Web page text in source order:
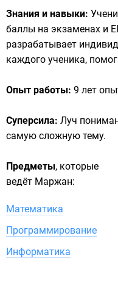
Знания и навыки:
баллы на экзаменах и
разрабатывает
каждого ученика,
Опыт работы: 9 лет
Суперсила: Луч
самую сложную тему.
Предметы, которые
ведёт Маржан:
Математика
Программирование
Информатика